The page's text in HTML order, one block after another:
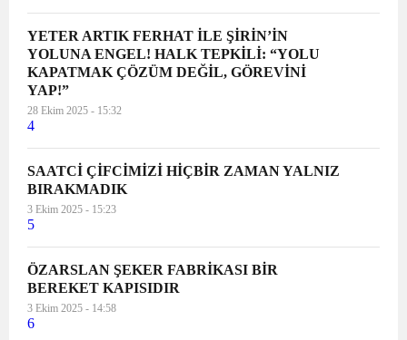
YETER ARTIK FERHAT İLE ŞİRİN’İN
YOLUNA ENGEL! HALK TEPKİLİ: “YOLU
KAPATMAK ÇÖZÜM DEĞİL, GÖREVİNİ
YAP!”
28 Ekim 2025 - 15:32
4
SAATCİ ÇİFCİMİZİ HİÇBİR ZAMAN YALNIZ
BIRAKMADIK
3 Ekim 2025 - 15:23
5
ÖZARSLAN ŞEKER FABRİKASI BİR
BEREKET KAPISIDIR
3 Ekim 2025 - 14:58
6